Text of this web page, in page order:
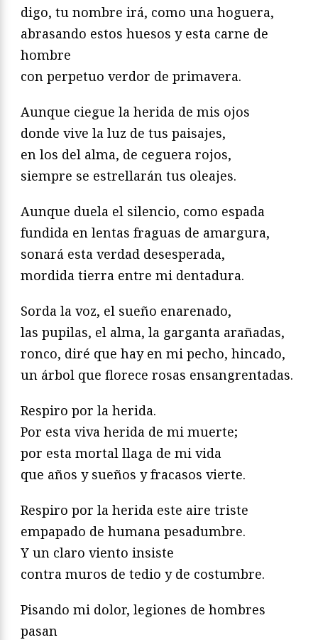
digo, tu nombre irá, como una hoguera,
abrasando estos huesos y esta carne de
hombre
con perpetuo verdor de primavera.
Aunque ciegue la herida de mis ojos
donde vive la luz de tus paisajes,
en los del alma, de ceguera rojos,
siempre se estrellarán tus oleajes.
Aunque duela el silencio, como espada
fundida en lentas fraguas de amargura,
sonará esta verdad desesperada,
mordida tierra entre mi dentadura.
Sorda la voz, el sueño enarenado,
las pupilas, el alma, la garganta arañadas,
ronco, diré que hay en mi pecho, hincado,
un árbol que florece rosas ensangrentadas.
Respiro por la herida.
Por esta viva herida de mi muerte;
por esta mortal llaga de mi vida
que años y sueños y fracasos vierte.
Respiro por la herida este aire triste
empapado de humana pesadumbre.
Y un claro viento insiste
contra muros de tedio y de costumbre.
Pisando mi dolor, legiones de hombres
pasan